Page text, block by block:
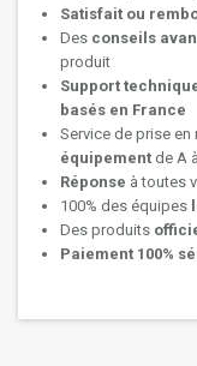
Satisfait ou
Des conseils
produit
Support
basés en France
Service de prise
équipement de A
Réponse à toutes
100% des équipes
Des produits
Paiement 100%